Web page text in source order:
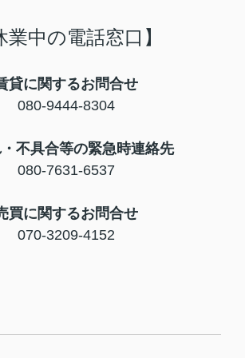
業中の電話窓口】
貸に関するお問合せ
080-9444-8304
不具合等の緊急時連絡先
080-7631-6537
買に関するお問合せ
070-3209-4152